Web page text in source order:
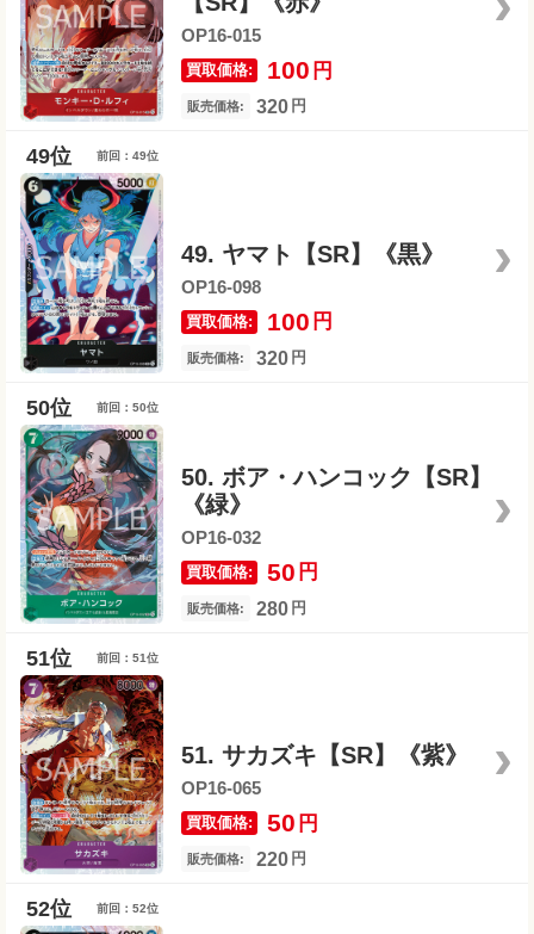
OP16-015
買取価格: 100 円
販売価格: 320 円
前回：49位
49. ヤマト【SR】《黒》
OP16-098
買取価格: 100 円
販売価格: 320 円
前回：50位
50. ボア・ハンコック【SR】
《緑》
OP16-032
買取価格: 50 円
販売価格: 280 円
前回：51位
51. サカズキ【SR】《紫》
OP16-065
買取価格: 50 円
販売価格: 220 円
前回：52位